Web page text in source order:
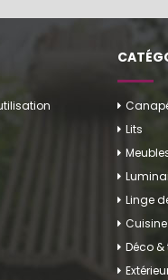
Lits
Linge
Cuisine
Déco